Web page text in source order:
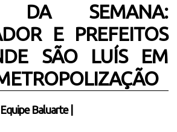
DA SEMANA:
E PREFEITOS
SÃO LUÍS EM
Equipe Baluarte